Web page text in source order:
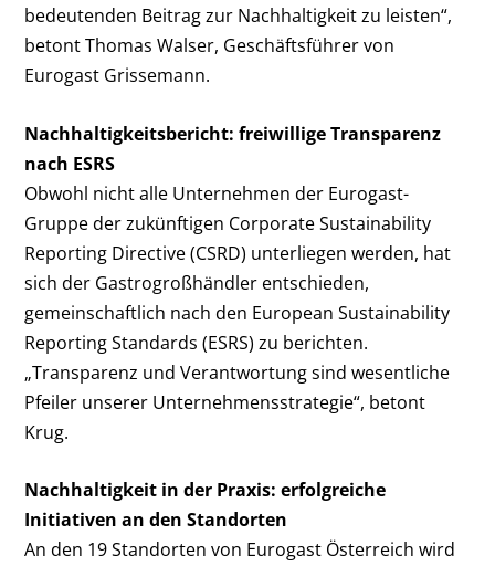
bedeutenden Beitrag zur Nachhaltigkeit zu leisten“,
betont Thomas Walser, Geschäftsführer von
Eurogast Grissemann.
Nachhaltigkeitsbericht: freiwillige Transparenz
nach ESRS
Obwohl nicht alle Unternehmen der Eurogast-
Gruppe der zukünftigen Corporate Sustainability
Reporting Directive (CSRD) unterliegen werden, hat
sich der Gastrogroßhändler entschieden,
gemeinschaftlich nach den European Sustainability
Reporting Standards (ESRS) zu berichten.
„Transparenz und Verantwortung sind wesentliche
Pfeiler unserer Unternehmensstrategie“, betont
Krug.
Nachhaltigkeit in der Praxis: erfolgreiche
Initiativen an den Standorten
An den 19 Standorten von Eurogast Österreich wird